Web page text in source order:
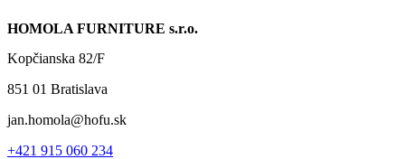
HOMOLA FURNITURE s.r.o.
Kopčianska 82/F
851 01 Bratislava
jan.homola@hofu.sk
+421 915 060 234